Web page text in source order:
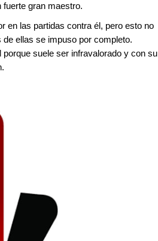
fuerte gran maestro.
en las partidas contra él, pero esto no
ellas se impuso por completo.
suele ser infravalorado y con su